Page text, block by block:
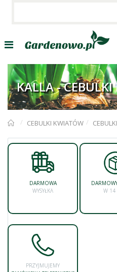
KALLA -
CEBULKI KWIATÓW
DARMOWA
WYSYŁKA
W 14
PRZYJMUJEMY